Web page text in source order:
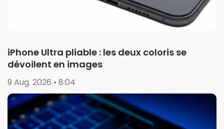
iPhone Ultra pliable : les deux coloris se
dévoilent en images
9 Aug. 2026 • 8:04